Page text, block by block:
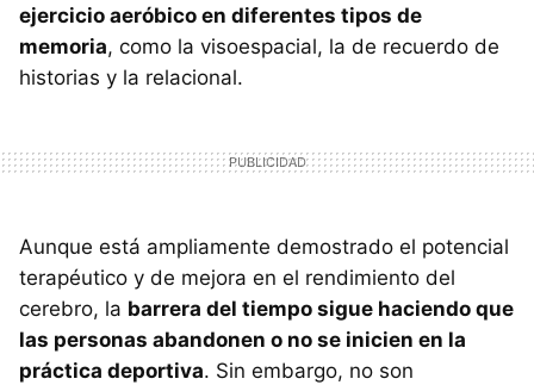
ejercicio aeróbico en diferentes tipos de
memoria, como la visoespacial, la de recuerdo de
historias y la relacional.
Aunque está ampliamente demostrado el potencial
terapéutico y de mejora en el rendimiento del
cerebro, la barrera del tiempo sigue haciendo que
las personas abandonen o no se inicien en la
práctica deportiva. Sin embargo, no son